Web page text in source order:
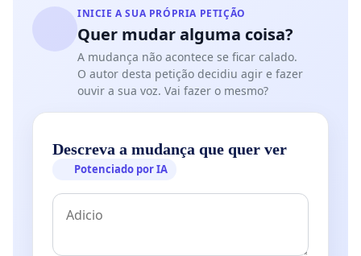
INICIE A SUA PRÓPRIA PETIÇÃO
Quer mudar alguma coisa?
A mudança não acontece se ficar calado.
O autor desta petição decidiu agir e fazer
ouvir a sua voz. Vai fazer o mesmo?
Descreva a mudança que quer ver
Potenciado por IA